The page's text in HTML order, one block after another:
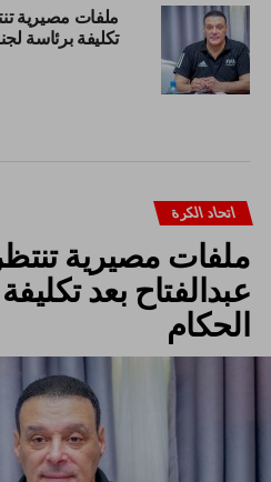
ملفات مصيرية
تكليفة برئاسة
اتحاد الكرة
ملفات مصيرية
عبدالفتاح بعد
الحكام